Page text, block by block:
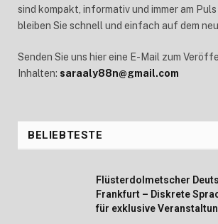
sind kompakt, informativ und immer am
bleiben Sie schnell und einfach auf dem
Senden Sie uns hier eine E-Mail zum
Inhalten: saraaly88n@gmail.com
BELIEBTESTE
Flüsterdolmetscher
Frankfurt – Diskrete
für exklusive